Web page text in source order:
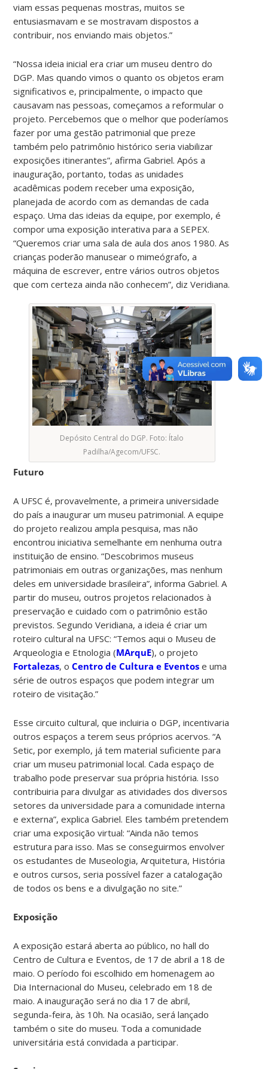
viam essas pequenas mostras, muitos se
entusiasmavam e se mostravam dispostos a
contribuir, nos enviando mais objetos.”
“Nossa ideia inicial era criar um museu dentro do
DGP. Mas quando vimos o quanto os objetos eram
significativos e, principalmente, o impacto que
causavam nas pessoas, começamos a reformular o
projeto. Percebemos que o melhor que poderíamos
fazer por uma gestão patrimonial que preze
também pelo patrimônio histórico seria viabilizar
exposições itinerantes”, afirma Gabriel. Após a
inauguração, portanto, todas as unidades
acadêmicas podem receber uma exposição,
planejada de acordo com as demandas de cada
espaço. Uma das ideias da equipe, por exemplo, é
compor uma exposição interativa para a SEPEX.
“Queremos criar uma sala de aula dos anos 1980. As
crianças poderão manusear o mimeógrafo, a
máquina de escrever, entre vários outros objetos
que com certeza ainda não conhecem”, diz Veridiana.
Depósito Central do DGP. Foto: Ítalo
Padilha/Agecom/UFSC.
Futuro
A UFSC é, provavelmente, a primeira universidade
do país a inaugurar um museu patrimonial. A equipe
do projeto realizou ampla pesquisa, mas não
encontrou iniciativa semelhante em nenhuma outra
instituição de ensino. “Descobrimos museus
patrimoniais em outras organizações, mas nenhum
deles em universidade brasileira”, informa Gabriel. A
partir do museu, outros projetos relacionados à
preservação e cuidado com o patrimônio estão
previstos. Segundo Veridiana, a ideia é criar um
roteiro cultural na UFSC: “Temos aqui o Museu de
Arqueologia e Etnologia (MArquE), o projeto
Fortalezas, oCentro de Cultura e Eventos e uma
série de outros espaços que podem integrar um
roteiro de visitação.”
Esse circuito cultural, que incluiria o DGP, incentivaria
outros espaços a terem seus próprios acervos. “A
Setic, por exemplo, já tem material suficiente para
criar um museu patrimonial local. Cada espaço de
trabalho pode preservar sua própria história. Isso
contribuiria para divulgar as atividades dos diversos
setores da universidade para a comunidade interna
e externa”, explica Gabriel. Eles também pretendem
criar uma exposição virtual: “Ainda não temos
estrutura para isso. Mas se conseguirmos envolver
os estudantes de Museologia, Arquitetura, História
e outros cursos, seria possível fazer a catalogação
de todos os bens e a divulgação no site.”
Exposição
A exposição estará aberta ao público, no hall do
Centro de Cultura e Eventos, de 17 de abril a 18 de
maio. O período foi escolhido em homenagem ao
Dia Internacional do Museu, celebrado em 18 de
maio. A inauguração será no dia 17 de abril,
segunda-feira, às 10h. Na ocasião, será lançado
também o site do museu. Toda a comunidade
universitária está convidada a participar.